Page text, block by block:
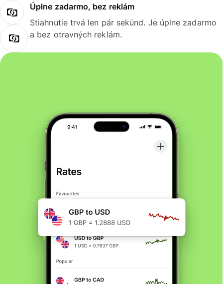
Úplne zadarmo, bez reklám
Stiahnutie trvá len pár sekúnd. Je úplne zadarmo
a bez otravných reklám.